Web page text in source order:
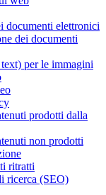
documenti elettronici
dei documenti
per le immagini
prodotti dalla
non prodotti
ritratti
ricerca (SEO)